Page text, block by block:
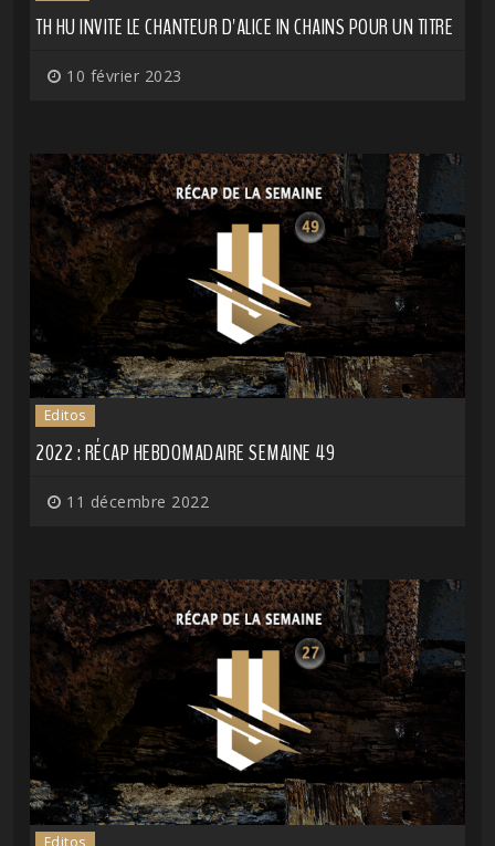
TH HU INVITE LE CHANTEUR D'ALICE IN CHAINS POUR UN TITRE
10 février 2023
Editos
2022 : RÉCAP HEBDOMADAIRE SEMAINE 49
11 décembre 2022
Editos